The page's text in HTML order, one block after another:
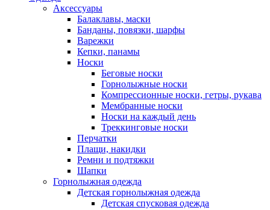
Аксессуары
Балаклавы, маски
Банданы, повязки, шарфы
Варежки
Кепки, панамы
Носки
Беговые носки
Горнолыжные носки
Компрессионные носки, гетры, рукава
Мембранные носки
Носки на каждый день
Треккинговые носки
Перчатки
Плащи, накидки
Ремни и подтяжки
Шапки
Горнолыжная одежда
Детская горнолыжная одежда
Детская спусковая одежда